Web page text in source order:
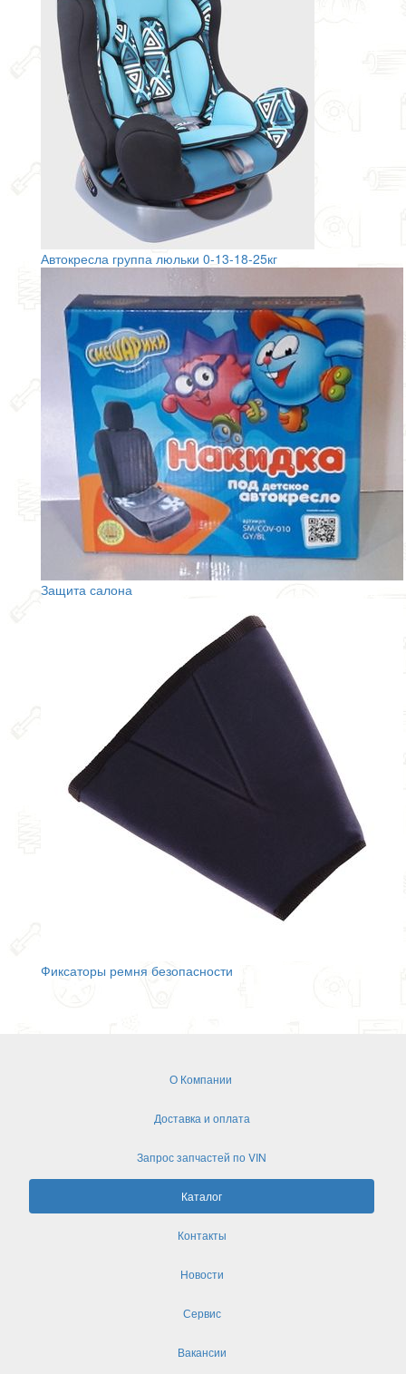
Автокресла группа люльки 0-13-18-25кг
Защита салона
Фиксаторы ремня безопасности
О Компании
Доставка и оплата
Запрос запчастей по VIN
Каталог
Контакты
Новости
Сервис
Вакансии